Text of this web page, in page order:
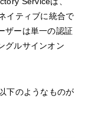
イティブに統合で
ザーは単一の認証
グルサインオン
下のようなものが